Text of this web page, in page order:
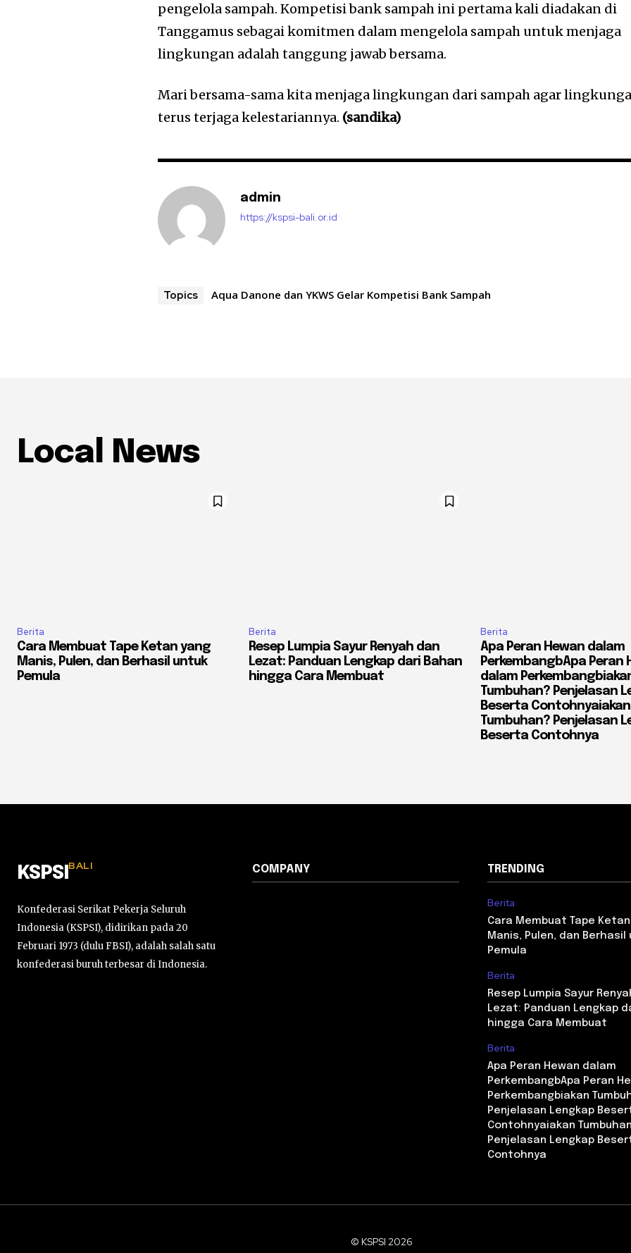
pengelola sampah. Kompetisi bank sampah ini pertama kali diadakan di
Tanggamus sebagai komitmen dalam mengelola sampah untuk menjaga
lingkungan adalah tanggung jawab bersama.
Mari bersama-sama kita menjaga lingkungan dari sampah agar
terus terjaga kelestariannya. (sandika)
admin
https://kspsi-bali.or.id
Topics Aqua Danone dan YKWS Gelar Kompetisi Bank Sampah
Local News
Berita
Cara Membuat Tape Ketan yang
Manis, Pulen, dan Berhasil untuk
Pemula
Berita
Resep Lumpia Sayur Renyah dan
Lezat: Panduan Lengkap dari Bahan
hingga Cara Membuat
Berita
Apa Peran Hewan dalam
PerkembangbApa Peran
dalam
Tumbuhan? Penjelasan
Beserta Contohnyaiakan
Tumbuhan? Penjelasan
Beserta Contohnya
KSPSI BALI
Konfederasi Serikat Pekerja Seluruh
Indonesia (KSPSI), didirikan pada 20
Februari 1973 (dulu FBSI), adalah salah satu
konfederasi buruh terbesar di Indonesia.
COMPANY TRENDING
Berita
Cara Membuat Tape
Manis, Pulen, dan Berhasil
Pemula
Berita
Resep Lumpia Sayur
Lezat: Panduan Lengkap
hingga Cara Membuat
Berita
Apa Peran Hewan dalam
PerkembangbApa Peran
Perkembangbiakan
Penjelasan Lengkap
Contohnyaiakan
Penjelasan Lengkap
Contohnya
© KSPSI 2026